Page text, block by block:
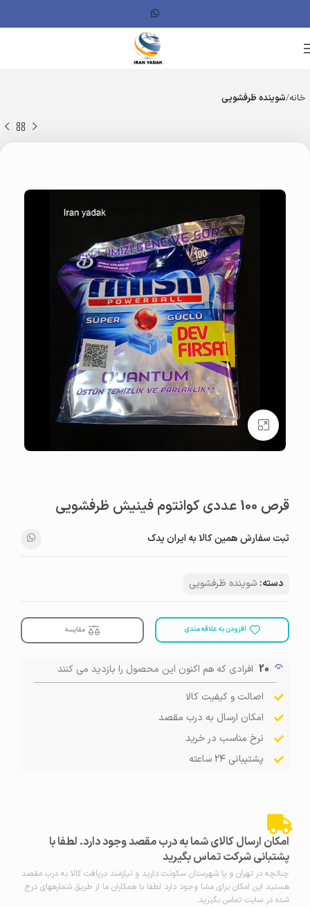
خانه شوینده ظرفشویی
بزرگنمایی تصویر
قرص 100 عددی کوانتوم فینیش ظرفشویی
ثبت سفارش همین کالا به ایران یدک
دسته: شوینده ظرفشویی
افزودن به علاقه مندی مقایسه
20 افرادی که هم اکنون این محصول را بازدید می کنند
اصالت و کیفیت کالا
امکان ارسال به درب مقصد
نرخ مناسب در خرید
پشتیبانی ۲۴ ساعته
امکان ارسال کالای شما به درب مقصد وجود دارد. لطفا با
پشتبانی شرکت تماس بگیرید
چنانچه در تهران و یا شهرستان سکونت دارید و نیازمند دریافت کالا به درب مقصد
هستید این امکان برای مشا وجود دارد لطفا با همکاران ما از طریق شمارههای درج
شده در سایت تماس بگیرید.